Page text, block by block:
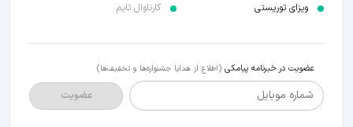
ویزای توریستی
کارناوال تایم
عضویت در خبرنامه پیامکی (اطلاع از هدایا جشنواره‌ها و تخفیف‌ها)
شماره موبایل عضویت